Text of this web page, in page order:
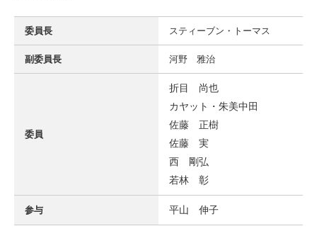
委員長 スティーブン・トーマス
副委員長 河野 雅治
委員
折目 尚也
カヤット・朱美中田
佐藤 正樹
佐藤 実
西 剛弘
若林 彰
参与 平山 伸子